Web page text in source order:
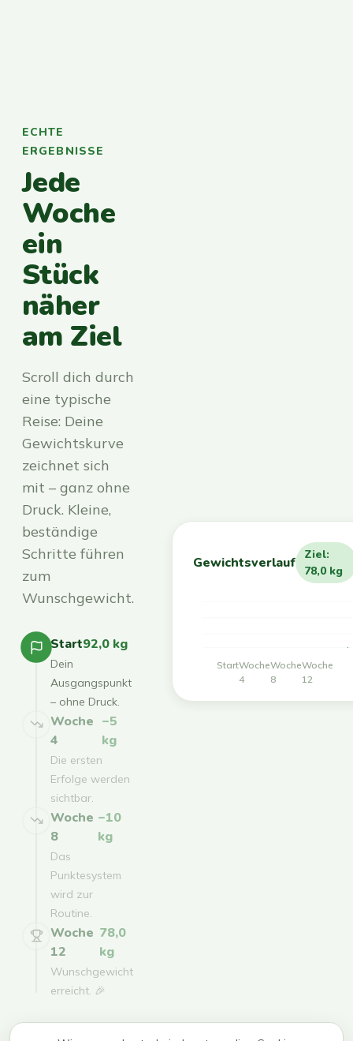
ECHTE
ERGEBNISSE
Jede
Woche
ein
Stück
näher
am Ziel
Scroll dich durch
eine typische
Reise: Deine
Gewichtskurve
zeichnet sich
mit – ganz ohne
Druck. Kleine,
beständige
Schritte führen
zum
Wunschgewicht.
Start92,0 kg
Dein
Ausgangspunkt
– ohne Druck.
Woche
4
−5
kg
Die ersten
Erfolge werden
sichtbar.
Woche
8
−10
kg
Das
Punktesystem
wird zur
Routine.
Woche
12
78,0
kg
Wunschgewicht
erreicht. 🎉
Gewichtsverlauf
Ziel:
78,0 kg
StartWoche
4
Woche
8
Woche
12